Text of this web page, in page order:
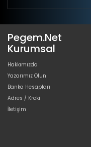
Pegem.Net
Kurumsal
Hakkımızda
Yazarımız Olun
Banka Hesapları
Adres / Kroki
İletişim